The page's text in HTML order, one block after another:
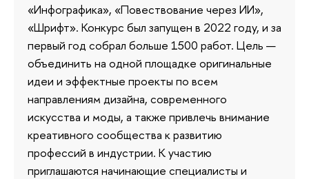
«Инфографика», «Повествование через ИИ»,
«Шрифт». Конкурс был запущен в 2022 году, и за
первый год собрал больше 1500 работ. Цель —
объединить на одной площадке оригинальные
идеи и эффектные проекты по всем
направлениям дизайна, современного
искусства и моды, а также привлечь внимание
креативного сообщества к развитию
профессий в индустрии. К участию
приглашаются начинающие специалисты и